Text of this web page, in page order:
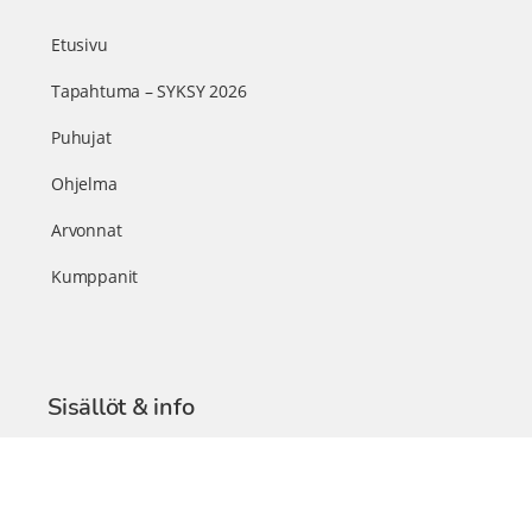
Etusivu
Tapahtuma – SYKSY 2026
Puhujat
Ohjelma
Arvonnat
Kumppanit
Sisällöt & info